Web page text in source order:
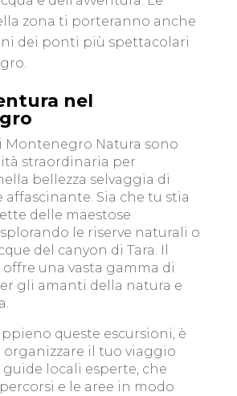
zona ti porteranno anche
dei ponti più spettacolari
nel
Montenegro Natura sono
straordinaria per
bellezza selvaggia di
affascinante. Sia che tu stia
delle maestose
le riserve naturali o
del canyon di Tara. Il
una vasta gamma di
gli amanti della natura e
queste escursioni, è
il tuo viaggio
guide locali esperte, che
e le aree in modo